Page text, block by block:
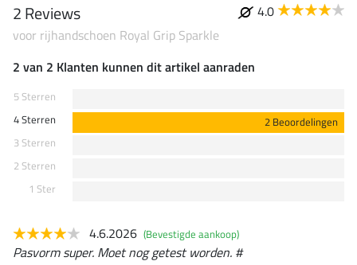
2 Reviews
4.0
voor rijhandschoen Royal Grip Sparkle
2 van 2 Klanten kunnen dit artikel aanraden
5 Sterren
4 Sterren
2 Beoordelingen
3 Sterren
2 Sterren
1 Ster
4.6.2026 (Bevestigde aankoop)
Pasvorm super. Moet nog getest worden. #